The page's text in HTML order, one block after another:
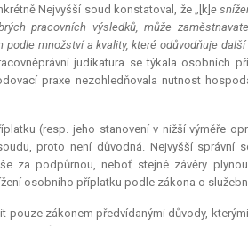
Nejvyšší soud konstatoval, že „[k]e
pracovních výsledků, může
množství a kvality, které odůvodňuje
judikatura se týkala osobních
praxe nezohledňovala nutnost
(resp. jeho stanovení v nižší výměře
proto není důvodná. Nejvyšší správní
za podpůrnou, neboť stejné závěry
osobního příplatku podle zákona o
pouze zákonem předvídanými důvody,